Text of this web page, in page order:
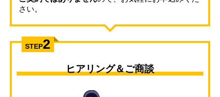
さい。
STEP2
ヒアリング＆ご商談